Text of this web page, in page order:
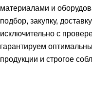
материалами и
подбор, закупку,
исключительно с
гарантируем
продукции и строгое